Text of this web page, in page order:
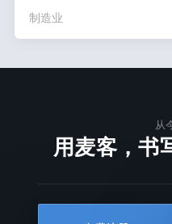
制造业
从
用麦客，书